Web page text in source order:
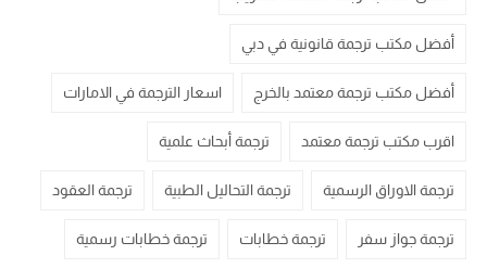
أفضل مكتب ترجمة قانونية في دبي
أفضل مكتب ترجمة معتمد بالخرج اسعار الترجمة في الامارات
اقرب مكتب ترجمة معتمد ترجمة أبحاث علمية
ترجمة الاوراق الرسمية ترجمة التحاليل الطبية ترجمة العقود
ترجمة جواز سفر ترجمة خطابات ترجمة خطابات رسمية